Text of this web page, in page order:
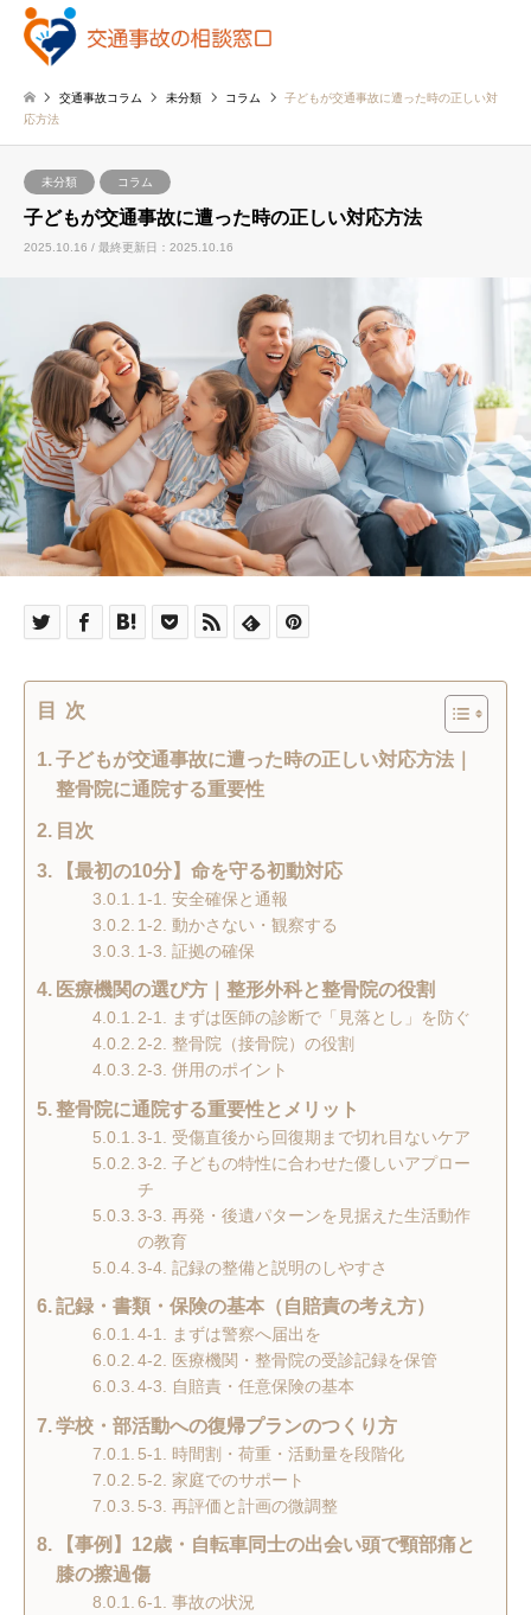
交通事故コラム 未分類 コラム
子どもが交通事故に遭った時の正しい対
応方法
未分類 コラム
子どもが交通事故に遭った時の正しい対応方法
2025.10.16 / 最終更新日：2025.10.16
目次
子どもが交通事故に遭った時の正しい対応方法｜
整骨院に通院する重要性
目次
【最初の10分】命を守る初動対応
1-1. 安全確保と通報
1-2. 動かさない・観察する
1-3. 証拠の確保
医療機関の選び方｜整形外科と整骨院の役割
2-1. まずは医師の診断で「見落とし」を防ぐ
2-2. 整骨院（接骨院）の役割
2-3. 併用のポイント
整骨院に通院する重要性とメリット
3-1. 受傷直後から回復期まで切れ目ないケア
3-2. 子どもの特性に合わせた優しいアプロー
チ
3-3. 再発・後遺パターンを見据えた生活動作
の教育
3-4. 記録の整備と説明のしやすさ
記録・書類・保険の基本（自賠責の考え方）
4-1. まずは警察へ届出を
4-2. 医療機関・整骨院の受診記録を保管
4-3. 自賠責・任意保険の基本
学校・部活動への復帰プランのつくり方
5-1. 時間割・荷重・活動量を段階化
5-2. 家庭でのサポート
5-3. 再評価と計画の微調整
【事例】12歳・自転車同士の出会い頭で頸部痛と
膝の擦過傷
6-1. 事故の状況